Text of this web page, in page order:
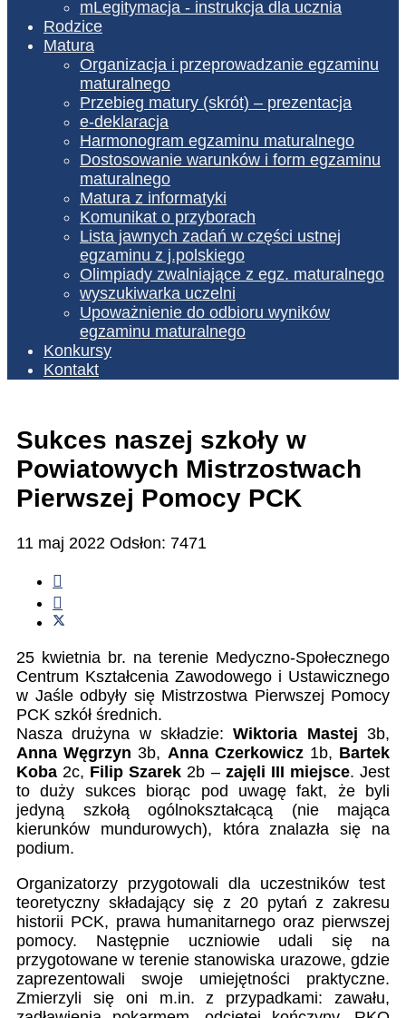
mLegitymacja - instrukcja dla ucznia
Rodzice
Matura
Organizacja i przeprowadzanie egzaminu
maturalnego
Przebieg matury (skrót) – prezentacja
e-deklaracja
Harmonogram egzaminu maturalnego
Dostosowanie warunków i form egzaminu
maturalnego
Matura z informatyki
Komunikat o przyborach
Lista jawnych zadań w części ustnej
egzaminu z j.polskiego
Olimpiady zwalniające z egz. maturalnego
wyszukiwarka uczelni
Upoważnienie do odbioru wyników
egzaminu maturalnego
Konkursy
Kontakt
Sukces naszej szkoły w
Powiatowych Mistrzostwach
Pierwszej Pomocy PCK
11 maj 2022 Odsłon: 7471
25 kwietnia br. na terenie Medyczno-Społecznego
Centrum Kształcenia Zawodowego i Ustawicznego
w Jaśle odbyły się Mistrzostwa Pierwszej Pomocy
PCK szkół średnich.
Nasza drużyna w składzie:Wiktoria Mastej 3b,
Anna Węgrzyn 3b, Anna Czerkowicz1b, Bartek
Koba 2c, Filip Szarek 2b – zajęli III miejsce. Jest
to duży sukces biorąc pod uwagę fakt, że byli
jedyną szkołą ogólnokształcącą (nie mająca
kierunków mundurowych), która znalazła się na
podium.
Organizatorzy przygotowali dla uczestników test
teoretyczny składający się z 20 pytań z zakresu
historii PCK, prawa humanitarnego oraz pierwszej
pomocy. Następnie uczniowie udali się na
przygotowane w terenie stanowiska urazowe, gdzie
zaprezentowali swoje umiejętności praktyczne.
Zmierzyli się oni m.in. z przypadkami: zawału,